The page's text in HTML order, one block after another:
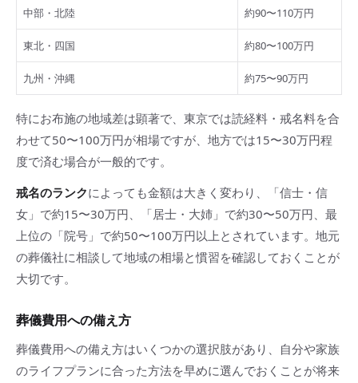
中部・北陸 約90〜110万円
東北・四国 約80〜100万円
九州・沖縄 約75〜90万円
特にお布施の地域差は顕著で、東京では読経料・戒名料を合
わせて50〜100万円が相場ですが、地方では15〜30万円程
度で済む場合が一般的です。
戒名のランクによっても金額は大きく変わり、「信士・信
女」で約15〜30万円、「居士・大姉」で約30〜50万円、最
上位の「院号」で約50〜100万円以上とされています。地元
の葬儀社に相談して地域の相場と慣習を確認しておくことが
大切です。
葬儀費用への備え方
葬儀費用への備え方はいくつかの選択肢があり、自分や家族
のライフプランに合った方法を早めに選んでおくことが将来